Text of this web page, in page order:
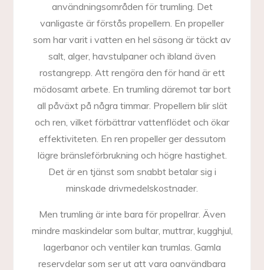
användningsområden för trumling. Det
vanligaste är förstås propellern. En propeller
som har varit i vatten en hel säsong är täckt av
salt, alger, havstulpaner och ibland även
rostangrepp. Att rengöra den för hand är ett
mödosamt arbete. En trumling däremot tar bort
all påväxt på några timmar. Propellern blir slät
och ren, vilket förbättrar vattenflödet och ökar
effektiviteten. En ren propeller ger dessutom
lägre bränsleförbrukning och högre hastighet.
Det är en tjänst som snabbt betalar sig i
minskade drivmedelskostnader.
Men trumling är inte bara för propellrar. Även
mindre maskindelar som bultar, muttrar, kugghjul,
lagerbanor och ventiler kan trumlas. Gamla
reservdelar som ser ut att vara oanvändbara